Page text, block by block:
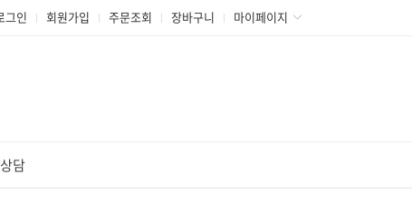
그인 회원가입 주문조회 장바구니 마이페이지
담